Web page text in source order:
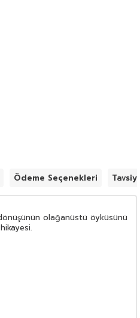
Ödeme Seçenekleri
olağanüstü öyküsünü